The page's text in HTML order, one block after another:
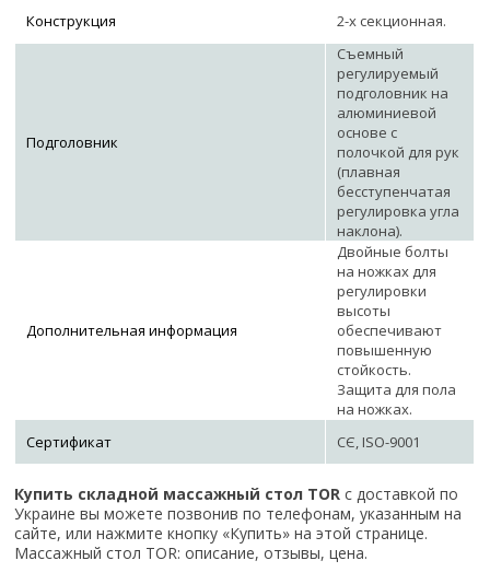
Конструкция
2-х секционная.
Подголовник
Съемный
регулируемый
подголовник на
алюминиевой
основе с
полочкой для рук
(плавная
бесступенчатая
регулировка угла
наклона).
Дополнительная информация
Двойные болты
на ножках для
регулировки
высоты
обеспечивают
повышенную
стойкость.
Защита для пола
на ножках.
Сертификат
СЄ, ISO-9001
Купить складной массажный стол TORс доставкой по
Украине вы можете позвонив по телефонам, указанным на
сайте, или нажмите кнопку «Купить» на этой странице.
Массажный стол TOR: описание, отзывы, цена.